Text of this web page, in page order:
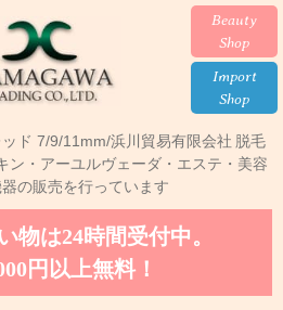
Beauty
Shop
Import
Shop
ド 7/9/11mm/浜川貿易有限会社 脱毛
ン・アーユルヴェーダ・エステ・美容
の販売を行っています
物は24時間受付中。
円以上無料！